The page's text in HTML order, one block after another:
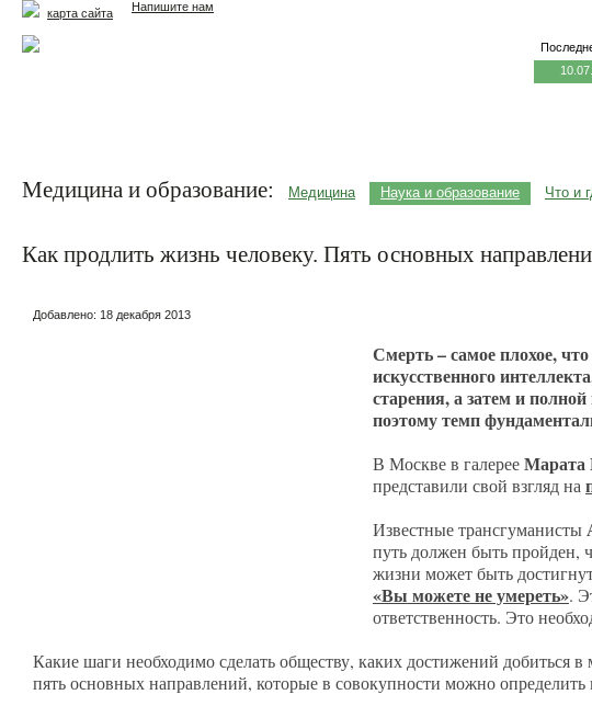
Напишите нам
карта сайта
Медицина и образование: Медицина Наука и образование Что и
Как продлить жизнь человеку. Пять основных
Добавлено: 18 декабря 2013
Смерть – самое плохое,
искусственного
старения, а затем и
поэтому темп
В Москве в галерееМарата
представили свой взгляд на
Известные трансгуманисты
путь должен быть пройден,
жизни может быть
«Вы можете не умереть».
ответственность. Это
Какие шаги необходимо сделать обществу, каких достижений
пять основных направлений, которые в совокупности можно